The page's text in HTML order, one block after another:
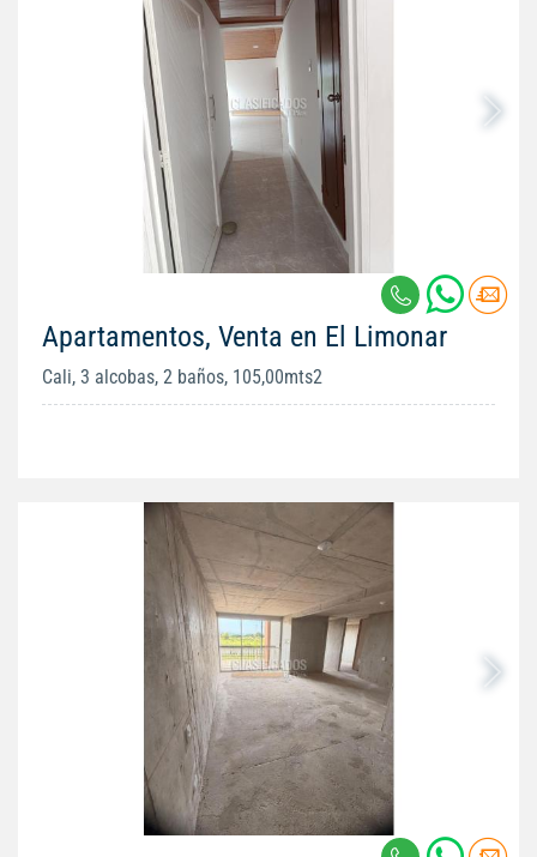
Apartamentos, Venta en El Limonar
Cali, 3 alcobas, 2 baños, 105,00mts2